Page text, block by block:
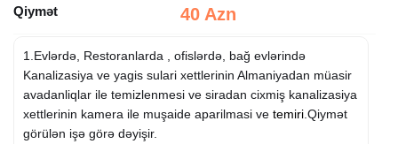
Qiymət 40 Azn
1.Evlərdə, Restoranlarda , ofislərdə, bağ evlərində
Kanalizasiya ve yagis sulari xettlerinin Almaniyadan müasir
avadanliqlar ile temizlenmesi ve siradan cixmiş kanalizasiya
xettlerinin kamera ile muşaide aparilmasi ve temiri .Qiymət
görülən işə görə dəyişir.